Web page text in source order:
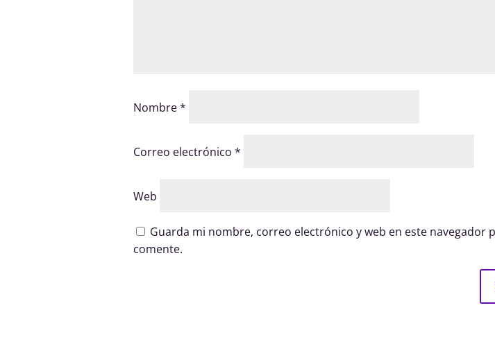
Nombre*
Correo electrónico *
Web
Guarda mi nombre, correo electrónico y web en este navegador
comente.